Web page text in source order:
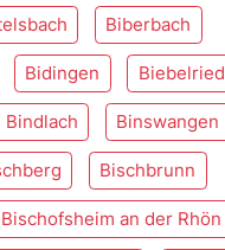
Biberbach
Bidingen Biebelried
Bindlach Binswangen
Bischbrunn
Bischofsheim an der Rhön